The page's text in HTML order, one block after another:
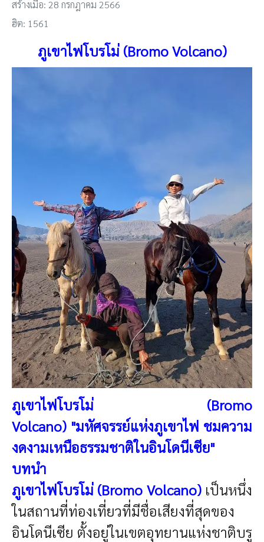
สร้างเมื่อ: 28 กรกฎาคม 2566
ฮิต: 1561
ภูเขาไฟโบรโม่ (Bromo Volcano)
ภูเขาไฟโบรโม่ (Bromo
Volcano) "มหัศจรรย์แห่งภูเขาไฟ ชมความ
งดงามเหนือธรรมชาติในอินโดนีเซีย"
บทนำ
ภูเขาไฟโบรโม่ (Bromo Volcano) เป็นหนึ่ง
ในสถานที่ท่องเที่ยวที่มีชื่อเสียงที่สุดของ
อินโดนีเซีย ตั้งอยู่ในเขตอุทยานแห่งชาติบรู